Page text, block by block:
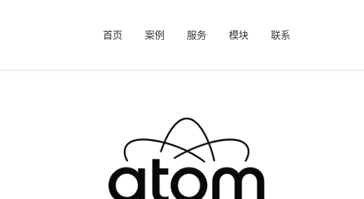
首页 案例 服务 模块 联系